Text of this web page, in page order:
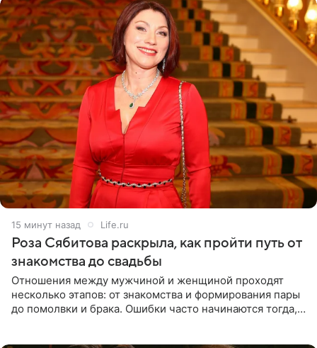
16 минут назад Life.ru
Роза Сябитова раскрыла, как пройти путь от
знакомства до свадьбы
Отношения между мужчиной и женщиной проходят
несколько этапов: от знакомства и формирования пары
до помолвки и брака. Ошибки часто начинаются тогда,